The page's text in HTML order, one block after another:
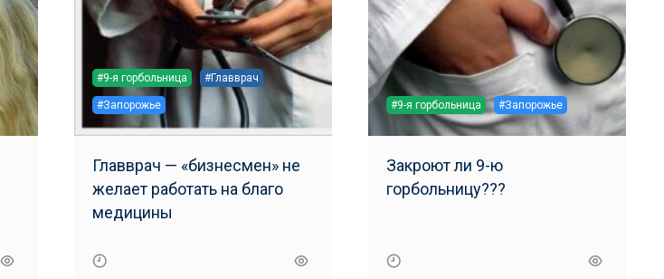
#9-я горбольница #Главврач
#Запорожье
Главврач — «бизнесмен» не
желает работать на благо
медицины
#9-я горбольница #Запорожье
Закроют ли 9-ю
горбольницу???